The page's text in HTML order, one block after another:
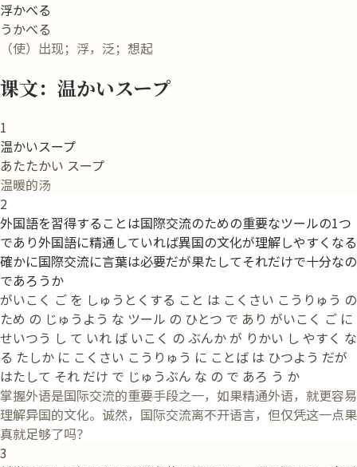
浮かべる
うかべる
（使）出现；浮，泛；想起
课文：温かいスープ
1
温かいスープ
あたたかい スープ
温暖的汤
2
外国語を習得することは国際交流のための重要なツールの1つ
であり外国語に精通していれば異国の文化が理解しやすくなる
確かに国際交流に言葉は必要だが果たしてそれだけで十分なの
であろうか
がいこく ご を しゅうとくする こと は こくさい こうりゅう の
ため の じゅうよう な ツール の ひとつ で あり がいこく ご に
せいつう し て いれ ば いこく の ぶんか が りかい し やすく な
る たしか に こくさい こうりゅう に ことば は ひつよう だが
はたして それ だけ で じゅうぶん な の で あろ う か
掌握外语是国际交流的重要手段之一，如果精通外语，就更容易
理解异国的文化。诚然，国际交流离不开语言，但仅凭这一点果
真就足够了吗？
3